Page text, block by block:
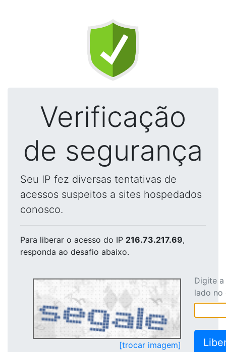
Verificação
de segurança
Seu IP fez diversas tentativas de
acessos suspeitos a sites hospedados
conosco.
Para liberar o acesso do IP 216.73.217.69,
responda ao desafio abaixo.
[trocar imagem]
Digite
lado no